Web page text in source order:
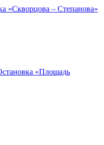
«Скворцова – Степанова»
«Площадь